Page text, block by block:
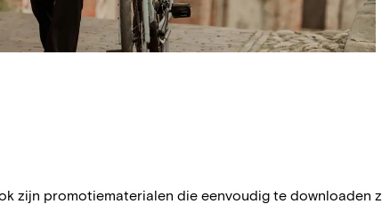
zijn promotiematerialen die eenvoudig te downloaden